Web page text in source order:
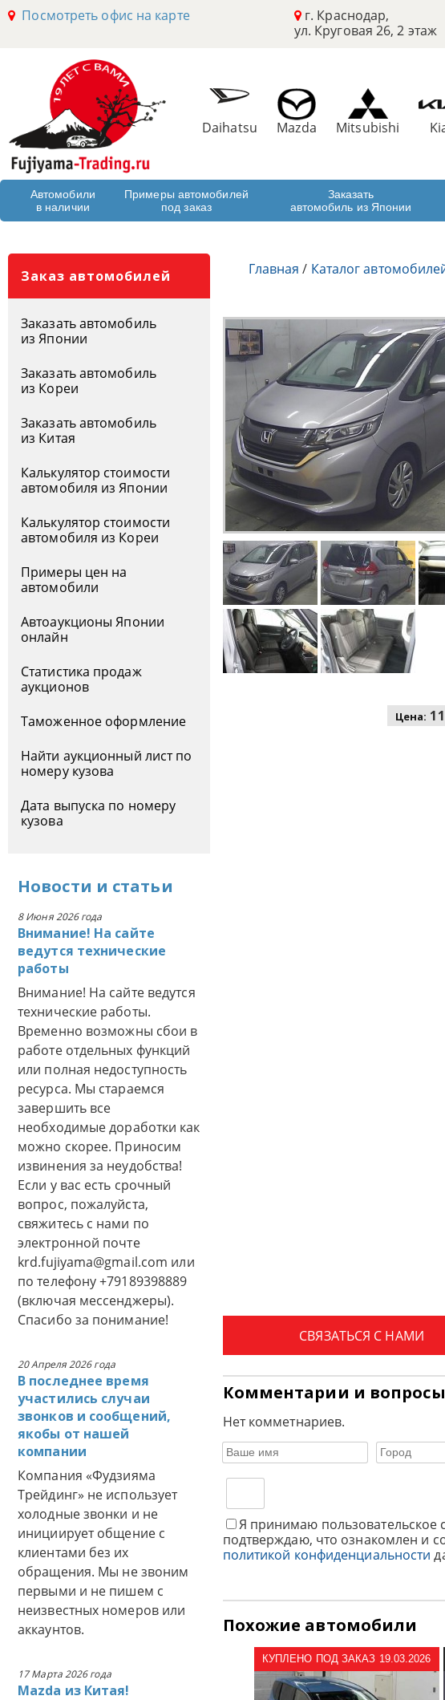
Посмотреть офис на карте
г. Краснодар,
ул. Круговая 26, 2 этаж
Daihatsu Mazda Mitsubishi
Автомобили
в наличии
Примеры автомобилей
под заказ
Заказать
автомобиль из Японии
Заказ автомобилей
Заказать автомобиль
из Японии
Заказать автомобиль
из Кореи
Заказать автомобиль
из Китая
Калькулятор стоимости
автомобиля из Японии
Калькулятор стоимости
автомобиля из Кореи
Примеры цен на
автомобили
Автоаукционы Японии
онлайн
Статистика продаж
аукционов
Таможенное оформление
Найти аукционный лист по
номеру кузова
Дата выпуска по номеру
кузова
Новости и статьи
8 Июня 2026 года
Внимание! На сайте
ведутся технические
работы
Внимание! На сайте ведутся
технические работы.
Временно возможны сбои в
работе отдельных функций
или полная недоступность
ресурса. Мы стараемся
завершить все
необходимые доработки как
можно скорее. Приносим
извинения за неудобства!
Если у вас есть срочный
вопрос, пожалуйста,
свяжитесь с нами по
электронной почте
krd.fujiyama@gmail.com или
по телефону +79189398889
(включая мессенджеры).
Спасибо за понимание!
20 Апреля 2026 года
В последнее время
участились случаи
звонков и сообщений,
якобы от нашей
компании
Компания «Фудзияма
Трейдинг» не использует
холодные звонки и не
инициирует общение с
клиентами без их
обращения. Мы не звоним
первыми и не пишем с
неизвестных номеров или
аккаунтов.
17 Марта 2026 года
Mazda из Китая!
Главная / Каталог
Цена:
СВЯЗАТЬСЯ С НАМИ
Комментарии и вопросы
Нет комметнариев.
Я принимаю пользовательское
подтверждаю, что ознакомлен и
политикой конфиденциальности
Похожие автомобили
КУПЛЕНО ПОД ЗАКАЗ 19.03.2026